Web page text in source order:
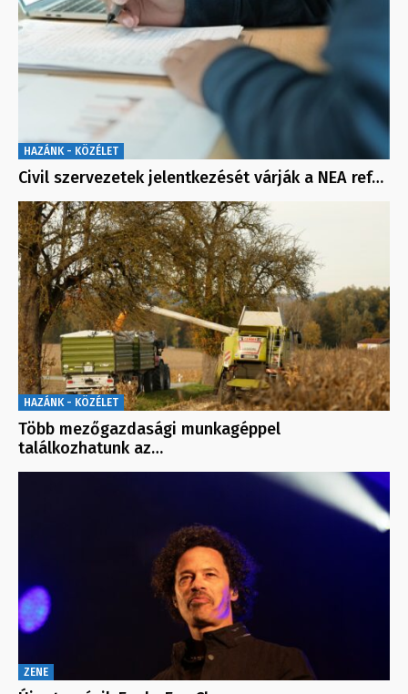
HAZÁNK - KÖZÉLET
Civil szervezetek jelentkezését várják a NEA ref…
HAZÁNK - KÖZÉLET
Több mezőgazdasági munkagéppel
találkozhatunk az…
ZENE